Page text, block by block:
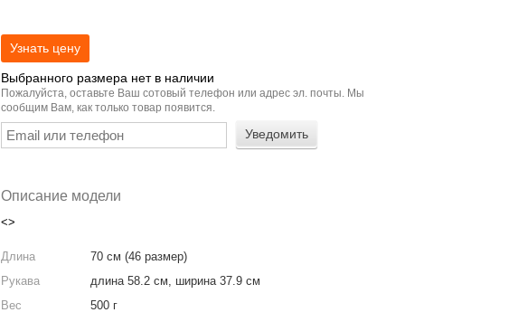
Выбранного размера нет в наличии
Пожалуйста, оставьте Ваш сотовый телефон или адрес эл. почты. Мы
сообщим Вам, как только товар появится.
Описание модели
<>
Длина
70 см (46 размер)
Рукава
длина 58.2 см, ширина 37.9 см
Вес
500 г